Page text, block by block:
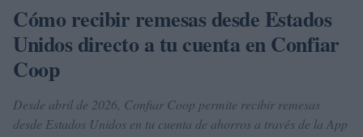
Cómo recibir remesas desde Estados
Unidos directo a tu cuenta en Confiar
Coop
Desde abril de 2026, Confiar Coop permite recibir remesas
desde Estados Unidos en tu cuenta de ahorros a través de la App